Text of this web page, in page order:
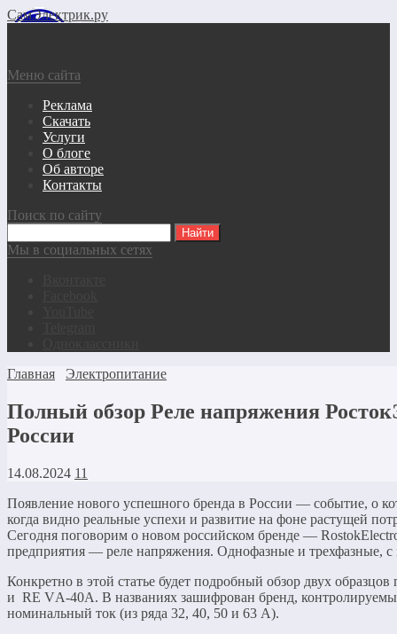
СамЭлектрик.ру
Меню сайта
Реклама
Скачать
Услуги
О блоге
Об авторе
Контакты
Поиск по сайту
Мы в социальных сетях
Главная
Электропитание
Полный обзор Реле напряжения
России
14.08.2024 11
Появление нового успешного бренда в России — событие, о
когда видно реальные успехи и развитие на фоне растущей
Сегодня поговорим о новом российском бренде —
предприятия — реле напряжения. Однофазные и трехфазные, с
Конкретно в этой статье будет подробный обзор двух
и RE VА-40A. В названиях зашифрован бренд,
номинальный ток (из ряда 32, 40, 50 и 63 А).